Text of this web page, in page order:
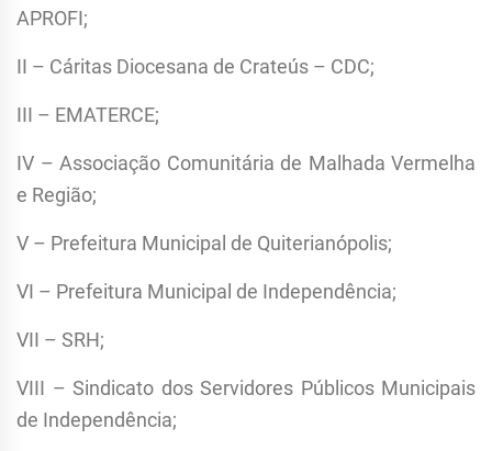
APROFI;
II – Cáritas Diocesana de Crateús – CDC;
III – EMATERCE;
IV – Associação Comunitária de Malhada Vermelha
e Região;
V – Prefeitura Municipal de Quiterianópolis;
VI – Prefeitura Municipal de Independência;
VII – SRH;
VIII – Sindicato dos Servidores Públicos Municipais
de Independência;